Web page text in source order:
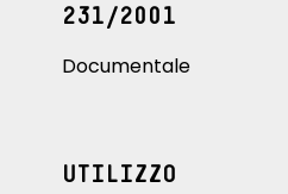
231/2001
Documentale
UTILIZZO